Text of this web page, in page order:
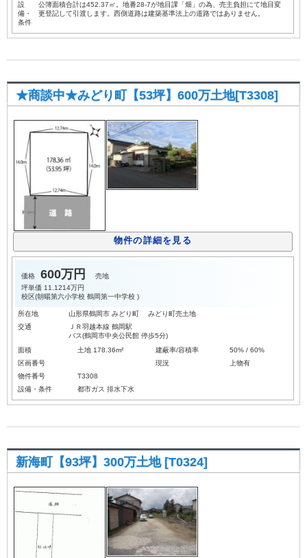
設
備・
条件
公簿面積合計は452.37㎡。地番28-7が地目課「畑」の為、売主負担にて地目変
更登記して引渡します。西側道路は建築基準法上の道路ではありません。
★商談中★みどり町【53坪】600万土地[T3308]
物件の詳細を見る
価格 600万円
売地
坪単価 11.1214万円
校区(朝暘第六小学校 鶴岡第一中学校 )
所在地
山形県鶴岡市 みどり町 みどり町売土地
交通
ＪＲ羽越本線 鶴岡駅
バス(鶴岡市中央公民館 停歩5分)
面積
土地 178.36m² 建蔽率/容積率
50% / 60%
区画番号
現況
上物有
物件番号
T3308
設備・条件
都市ガス 排水下水
新海町【93坪】300万土地 [T0324]